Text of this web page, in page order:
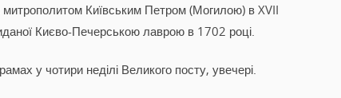
Київським Петром (Могилою) в XVII
Києво-Печерською лаврою в 1702 році.
у чотири неділі Великого посту, увечері.